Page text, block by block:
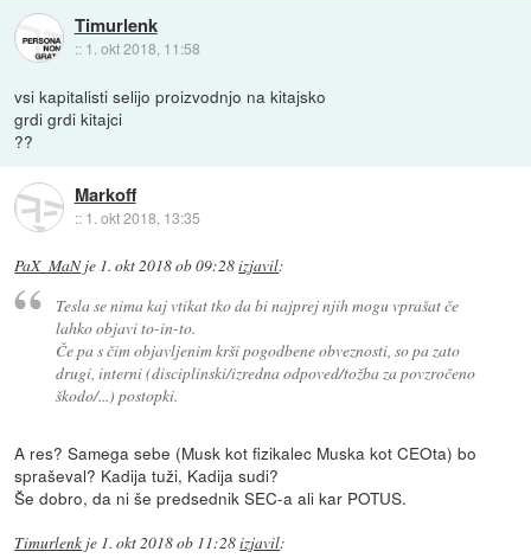
Timurlenk
:: 1. okt 2018, 11:58
vsi kapitalisti selijo proizvodnjo na kitajsko
grdi grdi kitajci
??
Markoff
:: 1. okt 2018, 13:35
PaX_MaNje 1. okt 2018 ob 09:28izjavil:
Tesla se nima kaj vtikat tko da bi najprej njih mogu vprašat če
lahko objavi to-in-to.
Če pa s čim objavljenim krši pogodbene obveznosti, so pa zato
drugi, interni (disciplinski/izredna odpoved/tožba za povzročeno
škodo/...) postopki.
A res? Samega sebe (Musk kot fizikalec Muska kot CEOta) bo
spraševal? Kadija tuži, Kadija sudi?
Še dobro, da ni še predsednik SEC-a ali kar POTUS.
Timurlenk je 1. okt 2018 ob 11:28izjavil: